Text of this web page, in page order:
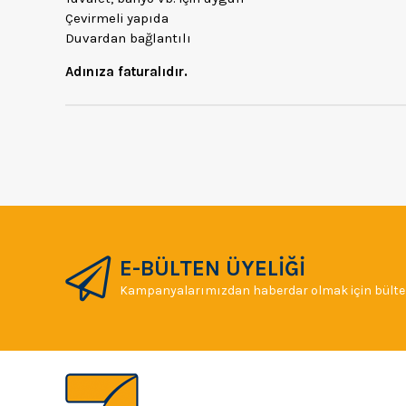
Çevirmeli yapıda
Duvardan bağlantılı
Adınıza faturalıdır.
E-BÜLTEN ÜYELİĞİ
Kampanyalarımızdan haberdar olmak için